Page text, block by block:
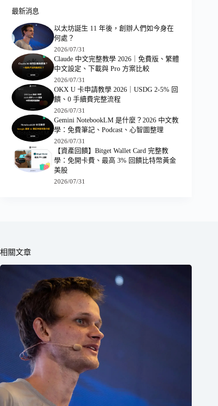
最新消息
以太坊誕生 11 年後，創辦人們如今身在
何處？
2026/07/31
Claude 中文完整教學 2026｜免費版、繁體
中文設定、下載與 Pro 方案比較
2026/07/31
OKX U 卡申請教學 2026｜USDG 2-5% 回
饋、0 手續費完整流程
2026/07/31
Gemini NotebookLM 是什麼？2026 中文教
學：免費筆記、Podcast、心智圖整理
2026/07/31
【資產回饋】Bitget Wallet Card 完整教
學：免開卡費、最高 3% 回饋比特幣黃金
美股
2026/07/31
相關文章